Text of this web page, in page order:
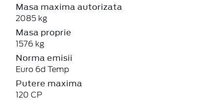
Masa maxima autorizata
2085 kg
Masa proprie
1576 kg
Norma emisii
Euro 6d Temp
Putere maxima
120 CP